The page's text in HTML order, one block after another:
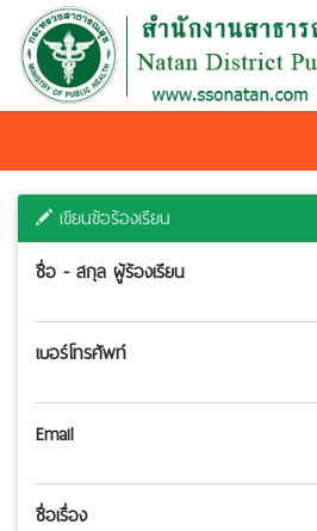
เขียนข้อร้องเรียน
ชื่อ - สกุล ผู้ร้องเรียน
เบอร์โทรศัพท์
Email
ชื่อเรื่อง